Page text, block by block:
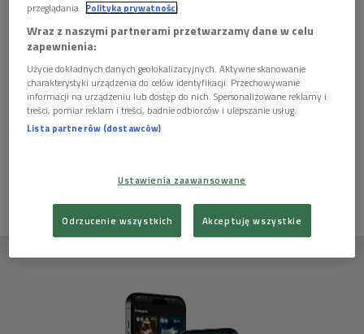
Autor: Dżennet Połtorzycka
Posłuchaj całego odcinka w pliku dźwiękowym MP3!
Ten artykuł nie ma jeszcze komentarzy, możesz być pierwszy!
przeglądania. Polityka prywatności
Wraz z naszymi partnerami przetwarzamy dane w celu
zapewnienia:
Użycie dokładnych danych geolokalizacyjnych. Aktywne skanowanie
charakterystyki urządzenia do celów identyfikacji. Przechowywanie
informacji na urządzeniu lub dostęp do nich. Spersonalizowane reklamy i
treści, pomiar reklam i treści, badnie odbiorców i ulepszanie usług.
Lista partnerów (dostawców)
Ustawienia zaawansowane
Odrzucenie wszystkich Akceptuję wszystkie